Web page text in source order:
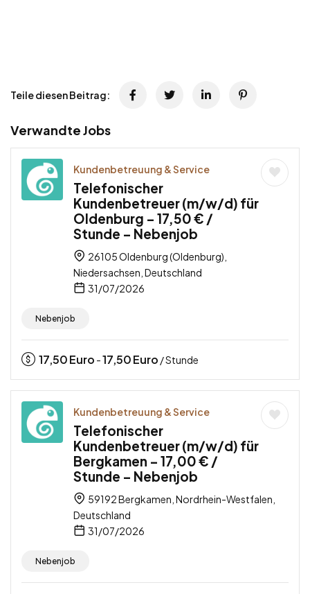
Teile diesen Beitrag:
Verwandte Jobs
Kundenbetreuung & Service
Telefonischer
Kundenbetreuer (m/w/d) für
Oldenburg – 17,50 € /
Stunde – Nebenjob
26105 Oldenburg (Oldenburg),
Niedersachsen, Deutschland
31/07/2026
Nebenjob
17,50Euro -17,50Euro / Stunde
Kundenbetreuung & Service
Telefonischer
Kundenbetreuer (m/w/d) für
Bergkamen – 17,00 € /
Stunde – Nebenjob
59192 Bergkamen, Nordrhein-Westfalen,
Deutschland
31/07/2026
Nebenjob